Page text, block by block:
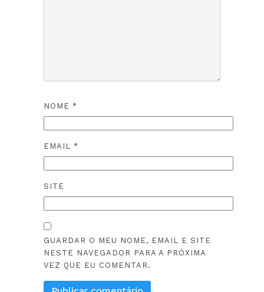
NOME*
EMAIL*
SITE
GUARDAR O MEU NOME, EMAIL E SITE
NESTE NAVEGADOR PARA A PRÓXIMA
VEZ QUE EU COMENTAR.